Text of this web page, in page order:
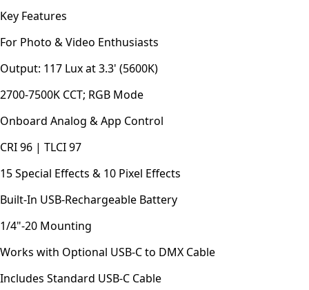
Key Features
For Photo & Video Enthusiasts
Output: 117 Lux at 3.3' (5600K)
2700-7500K CCT; RGB Mode
Onboard Analog & App Control
CRI 96 | TLCI 97
15 Special Effects & 10 Pixel Effects
Built-In USB-Rechargeable Battery
1/4"-20 Mounting
Works with Optional USB-C to DMX Cable
Includes Standard USB-C Cable